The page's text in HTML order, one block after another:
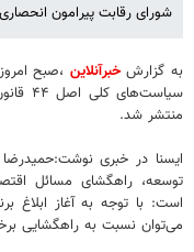
شورای رقابت پیرامون
به گزارشخبرآنلاین ،صبح
منتشر شد.
ایسنا در خبری نوشت:حمیدرضا
توسعه، راهگشای مسائل
است: با توجه به آغاز ابلاغ
می‌توان نسبت به راهگشایی